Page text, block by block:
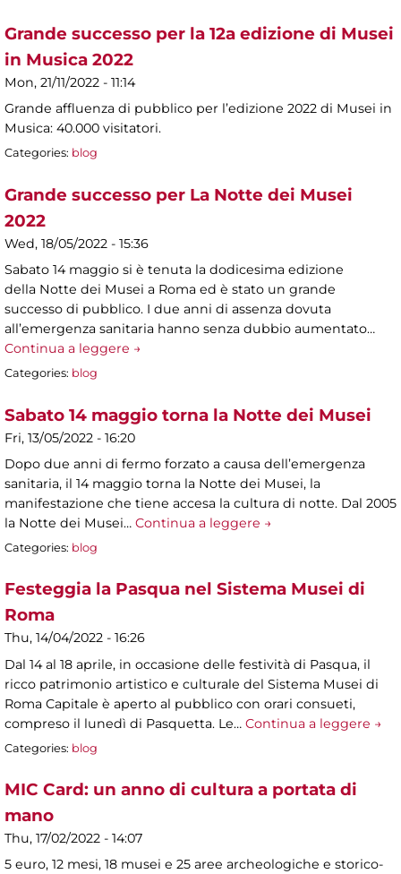
Grande successo per la 12a edizione di Musei
in Musica 2022
Mon, 21/11/2022 - 11:14
Grande affluenza di pubblico per l’edizione 2022 di Musei in
Musica: 40.000 visitatori.
Categories: blog
Grande successo per La Notte dei Musei
2022
Wed, 18/05/2022 - 15:36
Sabato 14 maggio si è tenuta la dodicesima edizione
della Notte dei Musei a Roma ed è stato un grande
successo di pubblico. I due anni di assenza dovuta
all’emergenza sanitaria hanno senza dubbio aumentato…
Continua a leggere →
Categories: blog
Sabato 14 maggio torna la Notte dei Musei
Fri, 13/05/2022 - 16:20
Dopo due anni di fermo forzato a causa dell’emergenza
sanitaria, il 14 maggio torna la Notte dei Musei, la
manifestazione che tiene accesa la cultura di notte. Dal 2005
la Notte dei Musei… Continua a leggere →
Categories: blog
Festeggia la Pasqua nel Sistema Musei di
Roma
Thu, 14/04/2022 - 16:26
Dal 14 al 18 aprile, in occasione delle festività di Pasqua, il
ricco patrimonio artistico e culturale del Sistema Musei di
Roma Capitale è aperto al pubblico con orari consueti,
compreso il lunedì di Pasquetta. Le… Continua a leggere →
Categories: blog
MIC Card: un anno di cultura a portata di
mano
Thu, 17/02/2022 - 14:07
5 euro, 12 mesi, 18 musei e 25 aree archeologiche e storico-